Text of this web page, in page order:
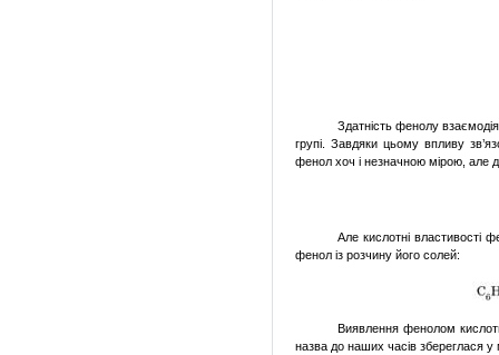
Здатність фенолу
групі. Завдяки цьому впливу
фенол хоч і незначною мірою, але
Але кислотні властивості
фенол із розчину його солей:
Виявлення фенолом
назва до наших часів збереглася у